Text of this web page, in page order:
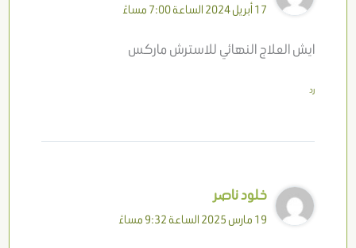
17 أبريل 2024 الساعة 7:00 مساءً
ايش العلاج النهائي للاسترش ماركس
رد
خلود ناصر
19 مارس 2025 الساعة 9:32 مساءً